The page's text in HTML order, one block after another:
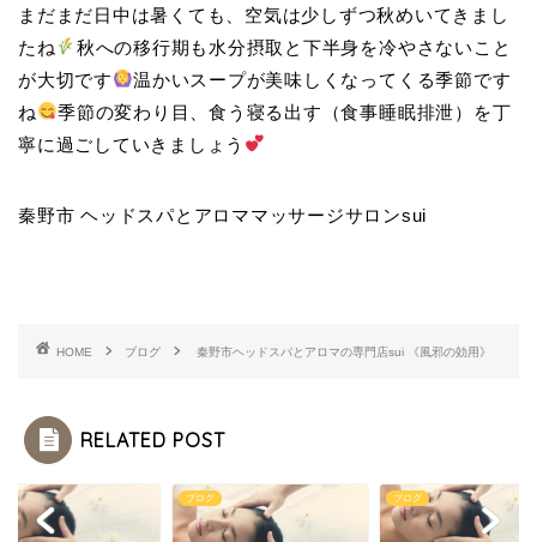
まだまだ日中は暑くても、空気は少しずつ秋めいてきまし
たね
秋への移行期も水分摂取と下半身を冷やさないこと
が大切です
温かいスープが美味しくなってくる季節です
ね
季節の変わり目、食う寝る出す（食事睡眠排泄）を丁
寧に過ごしていきましょう
秦野市 ヘッドスパとアロママッサージサロンsui
HOME ブログ 秦野市ヘッドスパとアロマの専門店sui 《風邪の効用》
RELATED POST
ブログ ブログ